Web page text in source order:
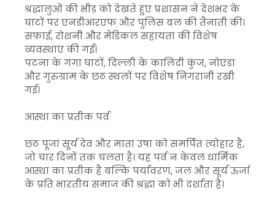
श्रद्धालुओं की भीड़ को देखते हुए प्रशासन ने देशभर के
घाटों पर एनडीआरएफ और पुलिस बल की तैनाती की।
सफाई, रोशनी और मेडिकल सहायता की विशेष
व्यवस्थाएं की गईं।
पटना के गंगा घाटों, दिल्ली के कालिंदी कुंज, नोएडा
और गुरुग्राम के छठ स्थलों पर विशेष निगरानी रखी
गई।
आस्था का प्रतीक पर्व
छठ पूजा सूर्य देव और माता उषा को समर्पित त्योहार है,
जो चार दिनों तक चलता है। यह पर्व न केवल धार्मिक
आस्था का प्रतीक है बल्कि पर्यावरण, जल और सूर्य ऊर्जा
के प्रति भारतीय समाज की श्रद्धा को भी दर्शाता है।